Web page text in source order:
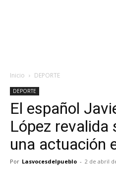
Inicio DEPORTE
DEPORTE
El español
López revalida
una actuación
Por Lasvocesdelpueblo - 2 de abril